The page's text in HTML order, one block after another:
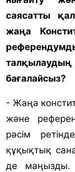
саясатты
жаңа
бағалайсыз?
- Жаңа
және
рәсім
құқықтық
де маңызды.